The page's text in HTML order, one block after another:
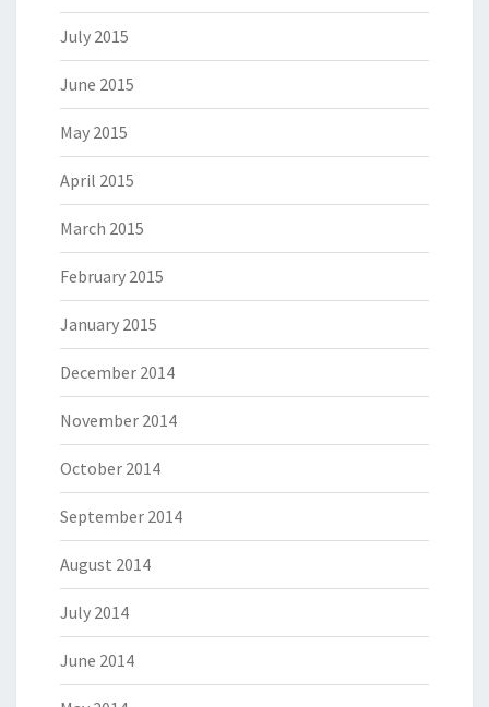
July 2015
June 2015
May 2015
April 2015
March 2015
February 2015
January 2015
December 2014
November 2014
October 2014
September 2014
August 2014
July 2014
June 2014